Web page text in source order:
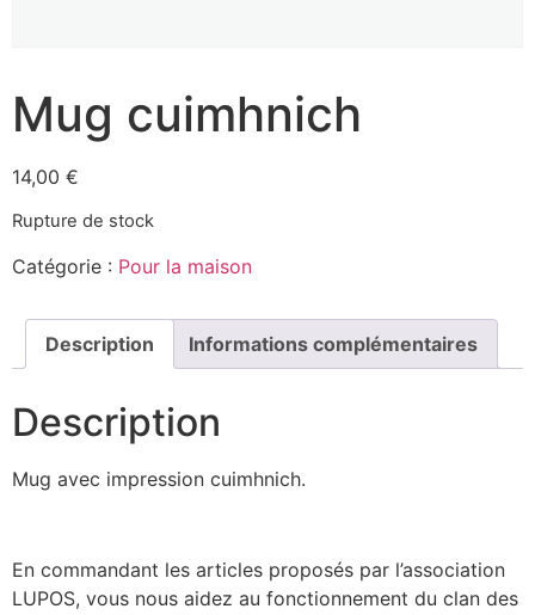
Mug cuimhnich
14,00 €
Rupture de stock
Catégorie : Pour la maison
Description Informations complémentaires
Description
Mug avec impression cuimhnich.
En commandant les articles proposés par l’association
LUPOS, vous nous aidez au fonctionnement du clan des